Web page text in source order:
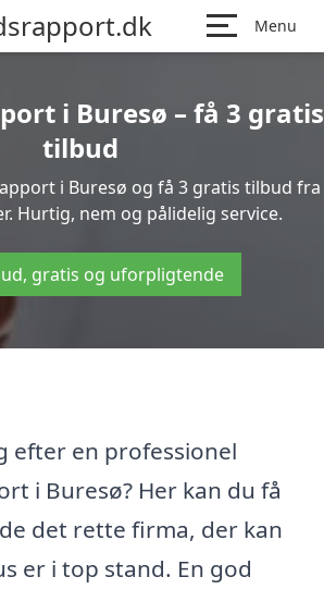
Menu
i Buresø – få 3 gratis
tilbud
i Buresø og få 3 gratis tilbud fra
Hurtig, nem og pålidelig service.
gratis og uforpligtende
efter en professionel
i Buresø? Her kan du få
det rette firma, der kan
er i top stand. En god